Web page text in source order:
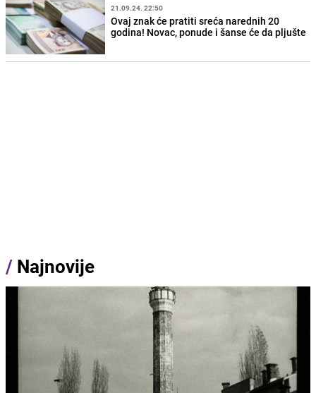
21.09.24. 22:50
Ovaj znak će pratiti sreća narednih 20
godina! Novac, ponude i šanse će da pljušte
/ Najnovije